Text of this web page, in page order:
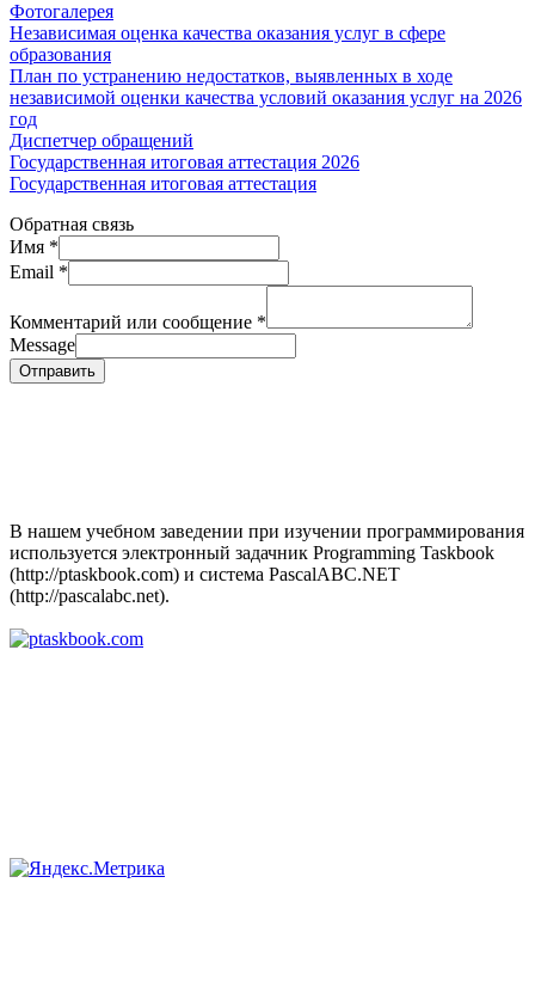
Фотогалерея
Независимая оценка качества оказания услуг в сфере
образования
План по устранению недостатков, выявленных в ходе
независимой оценки качества условий оказания услуг на 2026
год
Диспетчер обращений
Государственная итоговая аттестация 2026
Государственная итоговая аттестация
Обратная связь
Имя *
Email *
Комментарий или сообщение *
Message
Отправить
В нашем учебном заведении при изучении программирования
используется электронный задачник Programming Taskbook
(http://ptaskbook.com) и система PascalABC.NET
(http://pascalabc.net).